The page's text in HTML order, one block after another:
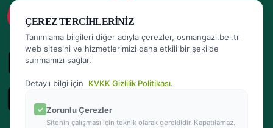
ÇEREZ TERCIHLERINIZ
Tanımlama bilgileri diğer adıyla çerezler, osmangazi.bel.tr
web sitesini ve hizmetlerimizi daha etkili bir şekilde
sunmamızı sağlar.
Detaylı bilgi için KVKK Gizlilik Politikası.
Zorunlu Çerezler
Sitenin çalışması için teknik olarak gereklidir. Kapatılamaz.